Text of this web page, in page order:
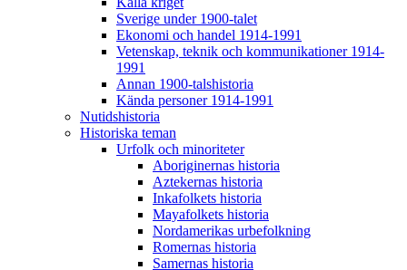
Sverige under 1900-talet
Ekonomi och handel 1914-1991
Vetenskap, teknik och kommunikationer 1914-
1991
Annan 1900-talshistoria
Kända personer 1914-1991
Nutidshistoria
Historiska teman
Urfolk och minoriteter
Aboriginernas historia
Aztekernas historia
Inkafolkets historia
Mayafolkets historia
Nordamerikas urbefolkning
Romernas historia
Samernas historia